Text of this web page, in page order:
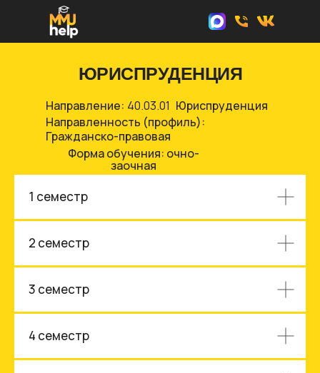
ЮРИСПРУДЕНЦИЯ
Юриспруденция
Направленность (профиль):
Гражданско-правовая
Форма обучения: очно-
заочная
40.03.01
Направление:
1 семестр
2 семестр
3 семестр
4 семестр